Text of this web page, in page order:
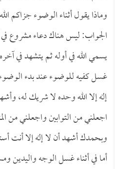
وماذا يقول أثناء الوضوء جزاكم
الجواب: ليس هناك دعاء مشروع في
يسمي الله في أوله ثم يتشهد في
غسل كفيه للوضوء عند بدء
إله إلا الله وحده لا شريك له،
اجعلني من التوابين واجعلني من
وبحمدك أشهد أن لا إله إلا أنت
أما في أثناء غسل الوجه واليدين